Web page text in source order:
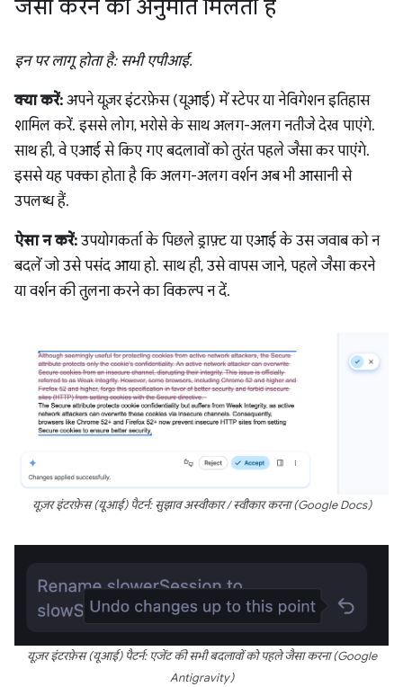
जैसा करने की अनुमति मिलती है
इन पर लागू होता है: सभी एपीआई.
क्या करें: अपने यूज़र इंटरफ़ेस (यूआई) में स्टेपर या नेविगेशन इतिहास
शामिल करें. इससे लोग, भरोसे के साथ अलग-अलग नतीजे देख पाएंगे.
साथ ही, वे एआई से किए गए बदलावों को तुरंत पहले जैसा कर पाएंगे.
इससे यह पक्का होता है कि अलग-अलग वर्शन अब भी आसानी से
उपलब्ध हैं.
ऐसा न करें: उपयोगकर्ता के पिछले ड्राफ़्ट या एआई के उस जवाब को न
बदलें जो उसे पसंद आया हो. साथ ही, उसे वापस जाने, पहले जैसा करने
या वर्शन की तुलना करने का विकल्प न दें.
यूज़र इंटरफ़ेस (यूआई) पैटर्न: सुझाव अस्वीकार / स्वीकार करना (Google Docs)
यूज़र इंटरफ़ेस (यूआई) पैटर्न: एजेंट की सभी बदलावों को पहले जैसा करना (Google
Antigravity)